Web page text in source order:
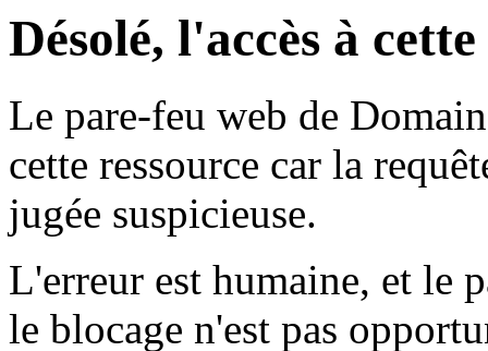
Désolé, l'accès à
Le pare-feu web de
cette ressource car la
jugée suspicieuse.
L'erreur est humaine, et le
le blocage n'est pas